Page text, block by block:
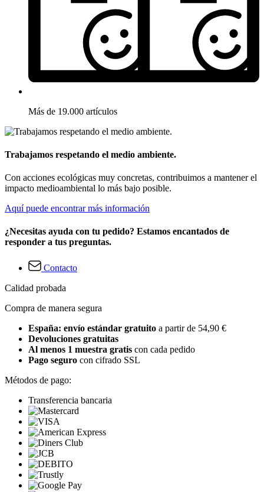
Más de 19.000 artículos
Trabajamos respetando el medio ambiente.
Con acciones ecológicas muy concretas, contribuimos a mantener el
impacto medioambiental lo más bajo posible.
Aquí puede encontrar más información
¿Necesitas ayuda con tu pedido? Estamos encantados de
responder a tus preguntas.
Contacto
Calidad probada
Compra de manera segura
España: envío estándar gratuito a partir de 54,90 €
Devoluciones gratuitas
Al menos 1 muestra gratis con cada pedido
Pago seguro con cifrado SSL
Métodos de pago:
Transferencia bancaria